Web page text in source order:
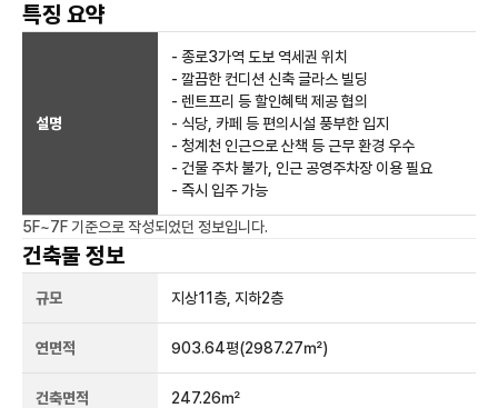
특징 요약
설명
- 종로3가역 도보 역세권 위치
- 깔끔한 컨디션 신축 글라스 빌딩
- 렌트프리 등 할인혜택 제공 협의
- 식당, 카페 등 편의시설 풍부한 입지
- 청계천 인근으로 산책 등 근무 환경 우수
- 건물 주차 불가, 인근 공영주차장 이용 필요
- 즉시 입주 가능
5F~7F 기준으로 작성되었던 정보입니다.
건축물 정보
규모 지상11층, 지하2층
연면적 903.64평(2987.27㎡)
건축면적 247.26㎡